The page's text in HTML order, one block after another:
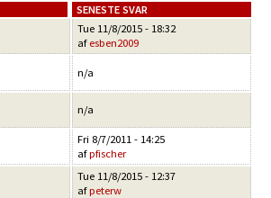
SENESTE SVAR
Tue 11/8/2015 - 18:32
af esben2009
n/a
n/a
Fri 8/7/2011 - 14:25
afpfischer
Tue 11/8/2015 - 12:37
afpeterw